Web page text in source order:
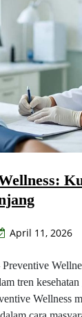
April 11, 2026
tren
Wellness